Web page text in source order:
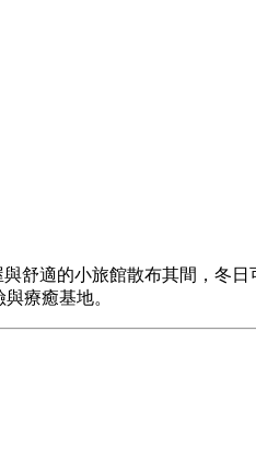
舒適的小旅館散布其間，冬
療癒基地。